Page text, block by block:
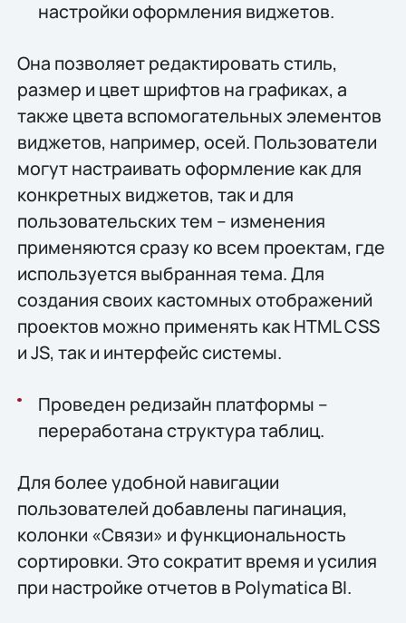
настройки оформления виджетов.
Она позволяет редактировать стиль,
размер и цвет шрифтов на графиках, а
также цвета вспомогательных элементов
виджетов, например, осей. Пользователи
могут настраивать оформление как для
конкретных виджетов, так и для
пользовательских тем – изменения
применяются сразу ко всем проектам, где
используется выбранная тема. Для
создания своих кастомных отображений
проектов можно применять как HTML CSS
и JS, так и интерфейс системы.
Проведен редизайн платформы –
переработана структура таблиц.
Для более удобной навигации
пользователей добавлены пагинация,
колонки «Связи» и функциональность
сортировки. Это сократит время и усилия
при настройке отчетов в Polymatica BI.